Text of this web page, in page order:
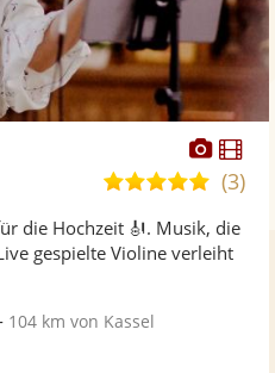
Fotos
5,0
5
(3)
die Hochzeit 🎻. Musik, die
gespielte Violine verleiht
104 km von Kassel